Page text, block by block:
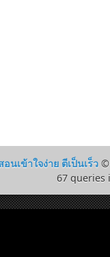
เข้าใจง่าย ตีเป็นเร็ว©
67 queries